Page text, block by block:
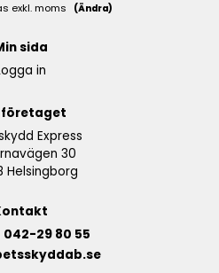
exkl. moms (Ändra)
sida
in
företaget
Express
30
Helsingborg
042-29 80 55